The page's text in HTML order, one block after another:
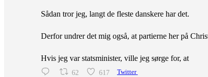
Sådan tror jeg, langt de fleste danskere har det.
Derfor undrer det mig også, at partierne her på
Hvis jeg var statsminister, ville jeg sørge for, at
62 617 Twitter